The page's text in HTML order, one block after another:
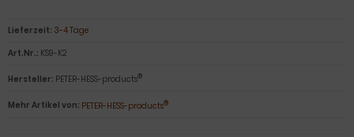
Lieferzeit: 3-4 Tage
Art.Nr.: KS9-K2
Hersteller: PETER-HESS-products®
Mehr Artikel von: PETER-HESS-products®